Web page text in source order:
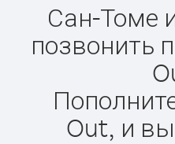
Сан-Томе
позвонить
Out, и